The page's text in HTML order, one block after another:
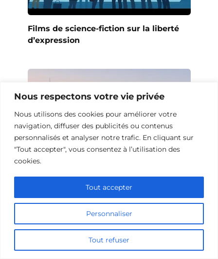
Nous respectons votre vie privée
Nous utilisons des cookies pour améliorer votre
navigation, diffuser des publicités ou contenus
personnalisés et analyser notre trafic. En cliquant sur
"Tout accepter", vous consentez à l’utilisation des
cookies.
Personnaliser
Tout refuser
Tout accepter
Films de science-fiction sur la liberté
d’expression
Films de science-fiction sur le codage